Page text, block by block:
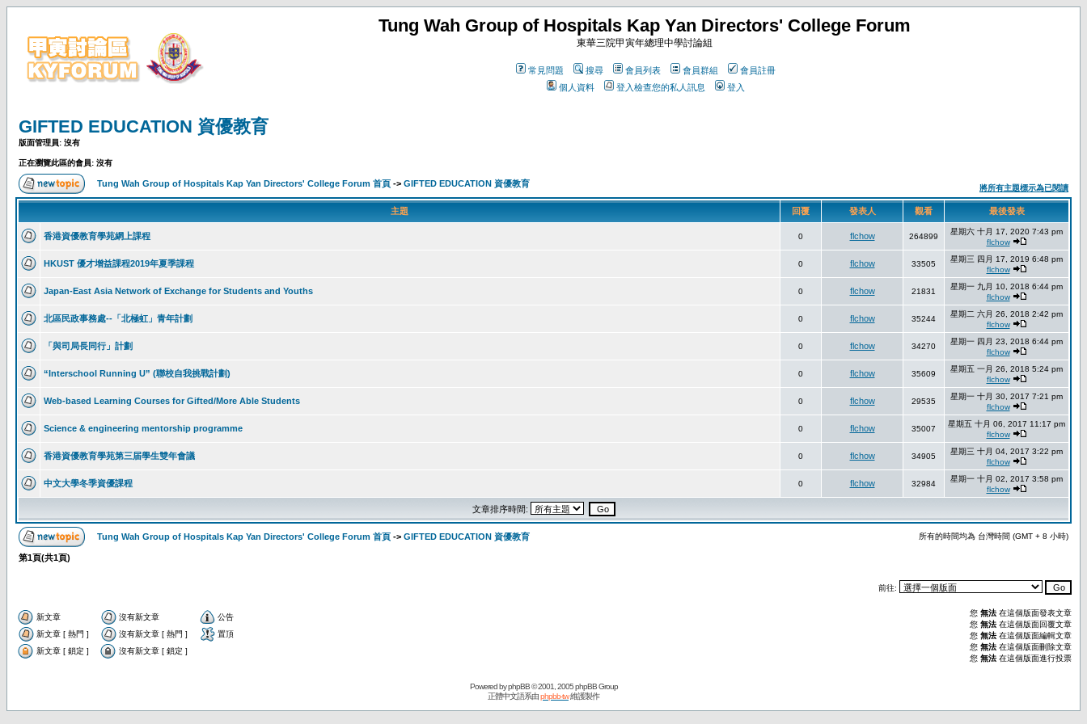
Tung Wah Group of Hospitals Kap Yan Directors' College Forum
東華三院甲寅年總理中學討論組
常見問題 搜尋 會員列表 會員群組
會員註冊
個人資料
登入檢查您的私人訊息 登入
GIFTED EDUCATION 資優教育
版面管理員: 沒有
正在瀏覽此區的會員: 沒有
Tung Wah Group of Hospitals Kap Yan Directors' College Forum 首頁 -> GIFTED EDUCATION 資優教育 將所有主題標示為已閱讀
主題 回覆 發表人 觀看 最後發表
香港資優教育學苑網上課程 0 flchow 264899
星期六 十月 17, 2020 7:43 pm
flchow
HKUST 優才增益課程2019年夏季課程 0 flchow 33505
星期三 四月 17, 2019 6:48 pm
flchow
Japan-East Asia Network of Exchange for Students and Youths 0 flchow 21831
星期一 九月 10, 2018 6:44 pm
flchow
北區民政事務處--「北極虹」青年計劃 0 flchow 35244
星期二 六月 26, 2018 2:42 pm
flchow
「與司局長同行」計劃 0 flchow 34270
星期一 四月 23, 2018 6:44 pm
flchow
“Interschool Running U” (聯校自我挑戰計劃) 0 flchow 35609
星期五 一月 26, 2018 5:24 pm
flchow
Web-based Learning Courses for Gifted/More Able Students 0 flchow 29535
星期一 十月 30, 2017 7:21 pm
flchow
Science & engineering mentorship programme 0 flchow 35007
星期五 十月 06, 2017 11:17 pm
flchow
香港資優教育學苑第三届學生雙年會議 0 flchow 34905
星期三 十月 04, 2017 3:22 pm
flchow
中文大學冬季資優課程 0 flchow 32984
星期一 十月 02, 2017 3:58 pm
flchow
文章排序時間:
Tung Wah Group of Hospitals Kap Yan Directors' College Forum 首頁 -> GIFTED EDUCATION 資優教育 所有的時間均為 台灣時間 (GMT + 8 小時)
第1頁(共1頁)
前往:
新文章 沒有新文章
公告
新文章 [ 熱門 ]
沒有新文章 [ 熱門 ]
置頂
新文章 [ 鎖定 ]
沒有新文章 [ 鎖定 ]
您 無法 在這個版面發表文章
您 無法 在這個版面回覆文章
您 無法 在這個版面編輯文章
您 無法 在這個版面刪除文章
您 無法 在這個版面進行投票
Powered byphpBB© 2001, 2005 phpBB Group
正體中文語系由phpbb-tw維護製作